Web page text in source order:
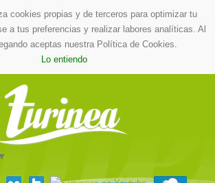
cookies propias y de terceros para optimizar tu
a tus preferencias y realizar labores analíticas. Al
aceptas nuestra Política de Cookies.
Lo entiendo
▼